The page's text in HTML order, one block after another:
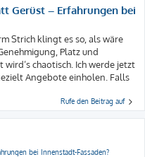
Gerüst – Erfahrungen bei
Strich klingt es so, als wäre
Platz und
chaotisch. Ich werde jetzt
Angebote einholen. Falls
Rufe den Beitrag auf
bei Innenstadt-Fassaden?